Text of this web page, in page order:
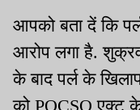
आपको बता दें कि
आरोप लगा है.
के बाद पर्ल के
को POCSO एक्ट